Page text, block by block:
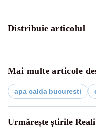
Distribuie articolul
Mai multe articole
apa calda bucuresti
Urmărește știrile